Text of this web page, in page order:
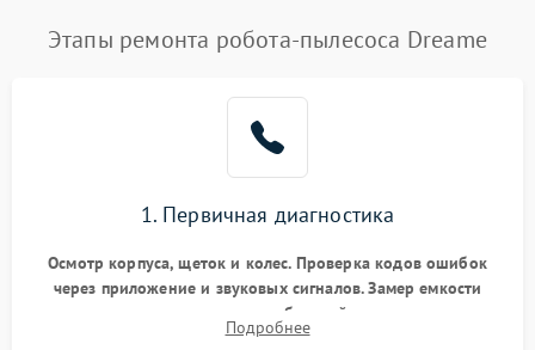
Этапы ремонта робота-пылесоса Dreame
1. Первичная диагностика
Осмотр корпуса, щеток и колес. Проверка кодов ошибок
через приложение и звуковых сигналов. Замер емкости
аккумулятора и тестирование базовой станции зарядки.
Оценка работы лидара, бампера и датчиков падения для
Подробнее